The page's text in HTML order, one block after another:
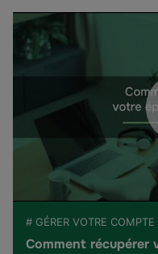
# GÉRER VOTRE
Comment récupérer